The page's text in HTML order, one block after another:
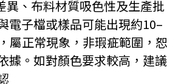
異、布料材質吸色性及生產批
電子檔或樣品可能出現約10–
屬正常現象，非瑕疵範圍，恕
據。如對顏色要求較高，建議